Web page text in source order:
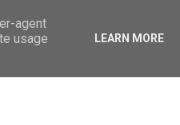
agent
usage
LEARN MORE